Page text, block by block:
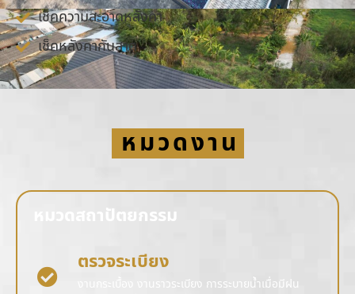
เช็คความสะอาดหลังคา
เช็คหลังคากันสาด
หมวดงาน
หมวดสถาปัตยกรรม
ตรวจระเบียง
งานกระเบื้อง งานราวระเบียง การระบายน้ำเมื่อมีฝน